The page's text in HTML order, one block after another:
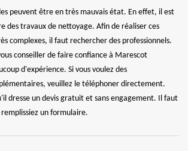
peuvent être en très mauvais état. En effet, il est
des travaux de nettoyage. Afin de réaliser ces
complexes, il faut rechercher des professionnels.
conseiller de faire confiance à Marescot
d'expérience. Si vous voulez des
veuillez le téléphoner directement.
dresse un devis gratuit et sans engagement. Il faut
un formulaire.